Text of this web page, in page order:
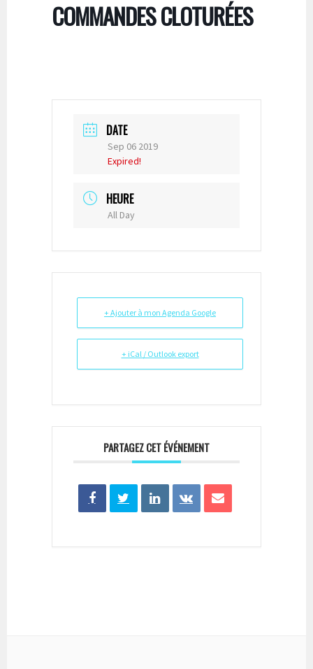
COMMANDES CLOTURÉES
DATE
Sep 06 2019
Expired!
HEURE
All Day
+ Ajouter à mon Agenda Google
+ iCal / Outlook export
PARTAGEZ CET ÉVÉNEMENT